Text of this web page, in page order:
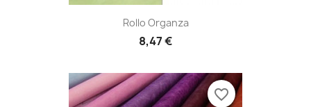
Rollo Organza
8,47 €
favorite_border